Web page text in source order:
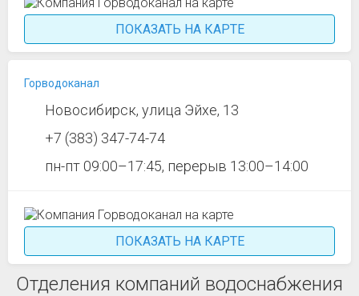
ПОКАЗАТЬ НА КАРТЕ
Горводоканал
Новосибирск, улица Эйхе, 13
+7 (383) 347-74-74
пн-пт 09:00–17:45, перерыв 13:00–14:00
ПОКАЗАТЬ НА КАРТЕ
Отделения компаний водоснабжения